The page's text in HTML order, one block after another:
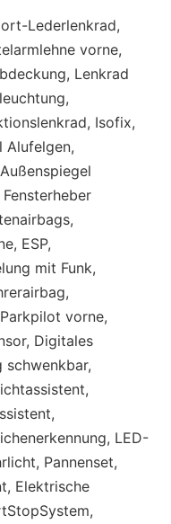
Lederlenkrad,
vorne,
Lenkrad
Isofix,
Alufelgen,
ESP,
mit Funk,
vorne,
Digitales
schwenkbar,
LED-
Pannenset,
Elektrische